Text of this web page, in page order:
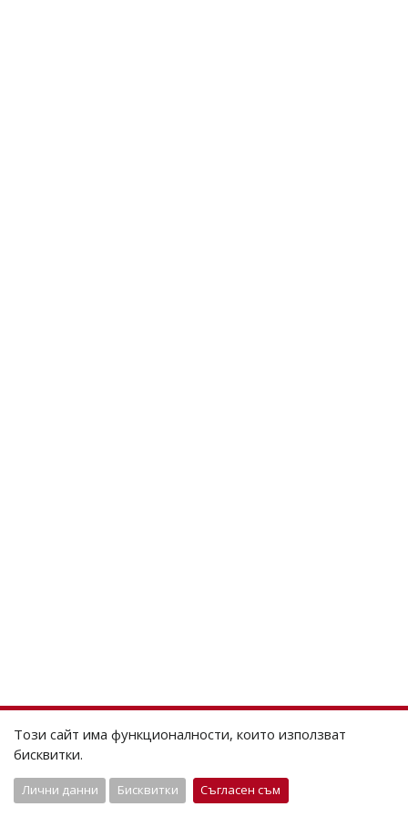
Този сайт има функционалности, които използват
бисквитки.
Лични данни Бисквитки Съгласен съм